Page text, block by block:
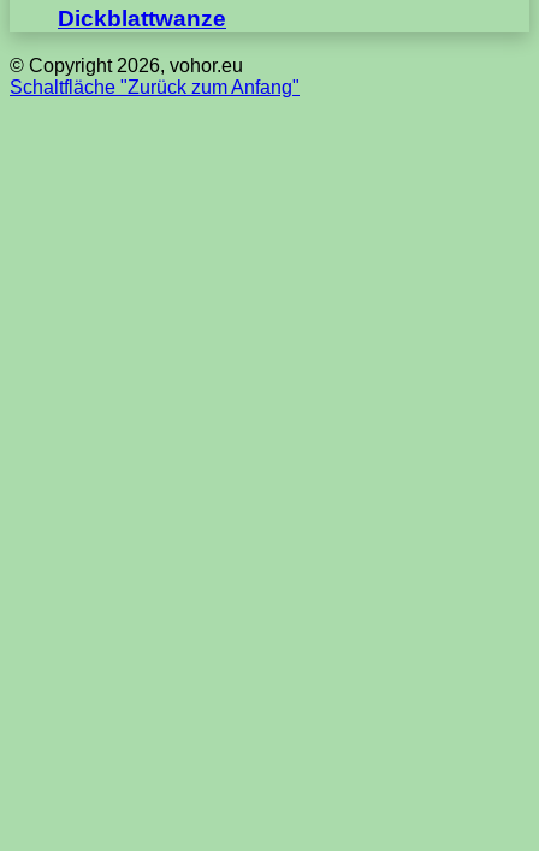
Dickblattwanze
© Copyright 2026, vohor.eu
Schaltfläche "Zurück zum Anfang"